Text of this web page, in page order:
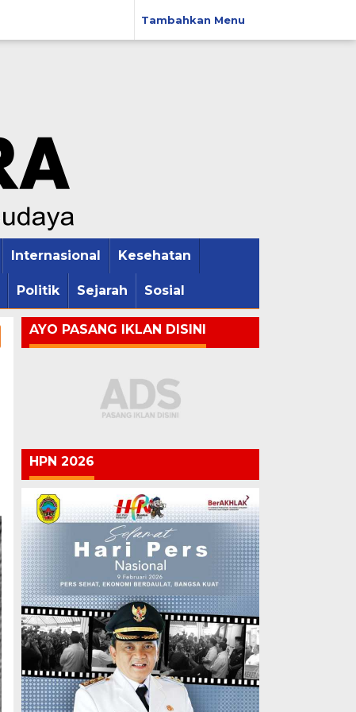
Tambahkan Menu
Internasional Kesehatan
Politik Sejarah Sosial
AYO PASANG IKLAN DISINI
HPN 2026